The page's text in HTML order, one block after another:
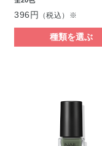
396円 （税込）※
種類を選ぶ